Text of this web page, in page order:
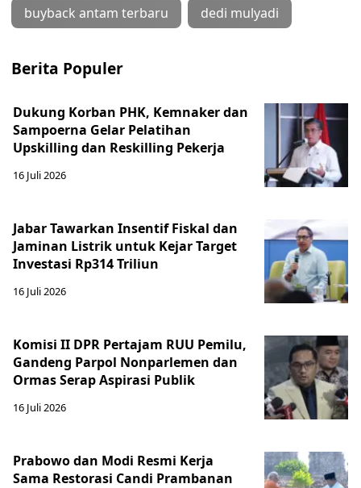
buyback antam terbaru dedi mulyadi
Berita Populer
Dukung Korban PHK, Kemnaker dan
Sampoerna Gelar Pelatihan
Upskilling dan Reskilling Pekerja
16 Juli 2026
Jabar Tawarkan Insentif Fiskal dan
Jaminan Listrik untuk Kejar Target
Investasi Rp314 Triliun
16 Juli 2026
Komisi II DPR Pertajam RUU Pemilu,
Gandeng Parpol Nonparlemen dan
Ormas Serap Aspirasi Publik
16 Juli 2026
Prabowo dan Modi Resmi Kerja
Sama Restorasi Candi Prambanan